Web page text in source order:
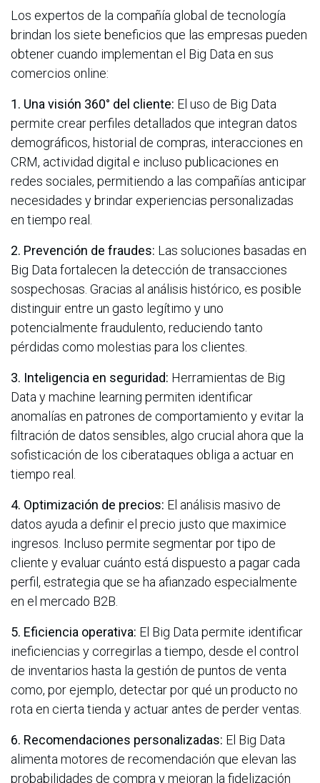
Los expertos de la compañía global de tecnología
brindan los siete beneficios que las empresas pueden
obtener cuando implementan el Big Data en sus
comercios online:
1. Una visión 360° del cliente: El uso de Big Data
permite crear perfiles detallados que integran datos
demográficos, historial de compras, interacciones en
CRM, actividad digital e incluso publicaciones en
redes sociales, permitiendo a las compañías anticipar
necesidades y brindar experiencias personalizadas
en tiempo real.
2. Prevención de fraudes: Las soluciones basadas en
Big Data fortalecen la detección de transacciones
sospechosas. Gracias al análisis histórico, es posible
distinguir entre un gasto legítimo y uno
potencialmente fraudulento, reduciendo tanto
pérdidas como molestias para los clientes.
3. Inteligencia en seguridad: Herramientas de Big
Data y machine learning permiten identificar
anomalías en patrones de comportamiento y evitar la
filtración de datos sensibles, algo crucial ahora que la
sofisticación de los ciberataques obliga a actuar en
tiempo real.
4. Optimización de precios: El análisis masivo de
datos ayuda a definir el precio justo que maximice
ingresos. Incluso permite segmentar por tipo de
cliente y evaluar cuánto está dispuesto a pagar cada
perfil, estrategia que se ha afianzado especialmente
en el mercado B2B.
5. Eficiencia operativa: El Big Data permite identificar
ineficiencias y corregirlas a tiempo, desde el control
de inventarios hasta la gestión de puntos de venta
como, por ejemplo, detectar por qué un producto no
rota en cierta tienda y actuar antes de perder ventas.
6. Recomendaciones personalizadas: El Big Data
alimenta motores de recomendación que elevan las
probabilidades de compra y mejoran la fidelización